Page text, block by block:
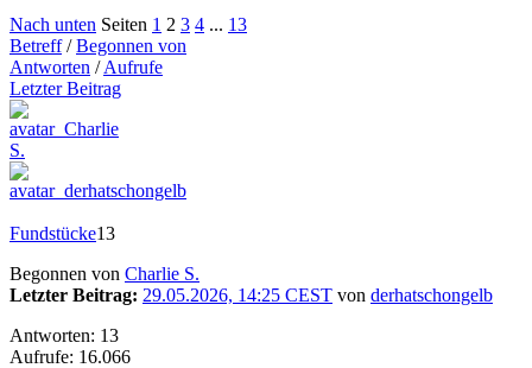
Nach unten Seiten 1 2 3 4 ... 13
Betreff/Begonnen von
Antworten /Aufrufe
Letzter Beitrag
Fundstücke13
Begonnen von Charlie S.
Letzter Beitrag: 29.05.2026, 14:25 CEST von derhatschongelb
Antworten: 13
Aufrufe: 16.066